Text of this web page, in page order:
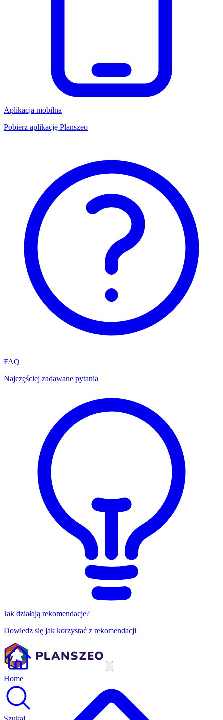
Aplikacja mobilna
Pobierz aplikację Planszeo
FAQ
Najczęściej zadawane pytania
Jak działają rekomendacje?
Dowiedz się jak korzystać z rekomendacji
Home
Szukaj